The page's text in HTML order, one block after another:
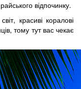
відпочинку.
красиві коралові
тому тут вас чекає